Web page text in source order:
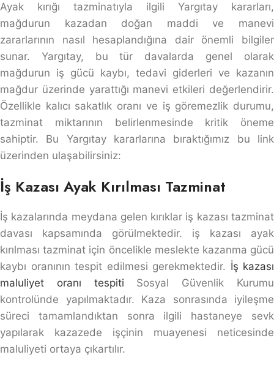
Ayak kırığı tazminatıyla ilgili Yargıtay kararları,
mağdurun kazadan doğan maddi ve manevi
zararlarının nasıl hesaplandığına dair önemli bilgiler
sunar. Yargıtay, bu tür davalarda genel olarak
mağdurun iş gücü kaybı, tedavi giderleri ve kazanın
mağdur üzerinde yarattığı manevi etkileri değerlendirir.
Özellikle kalıcı sakatlık oranı ve iş göremezlik durumu,
tazminat miktarının belirlenmesinde kritik öneme
sahiptir. Bu Yargıtay kararlarına bıraktığımız bu link
üzerinden ulaşabilirsiniz:
İş Kazası Ayak Kırılması Tazminat
İş kazalarında meydana gelen kırıklar iş kazası tazminat
davası kapsamında görülmektedir. iş kazası ayak
kırılması tazminat için öncelikle meslekte kazanma gücü
kaybı oranının tespit edilmesi gerekmektedir. İş kazası
maluliyet oranı tespiti Sosyal Güvenlik Kurumu
kontrolünde yapılmaktadır. Kaza sonrasında iyileşme
süreci tamamlandıktan sonra ilgili hastaneye sevk
yapılarak kazazede işçinin muayenesi neticesinde
maluliyeti ortaya çıkartılır.